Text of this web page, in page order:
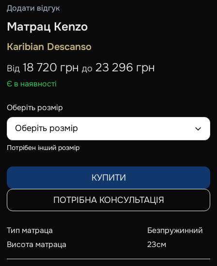
Додати відгук
Матрац Kenzo
Karibian Descanso
Від 18 720 грн до 23 296 грн
Є в наявності
Оберіть розмір
Оберіть розмір
Потрібен інший розмір
КУПИТИ
ПОТРІБНА КОНСУЛЬТАЦІЯ
Тип матраца
Безпружинний
Висота матраца
23см